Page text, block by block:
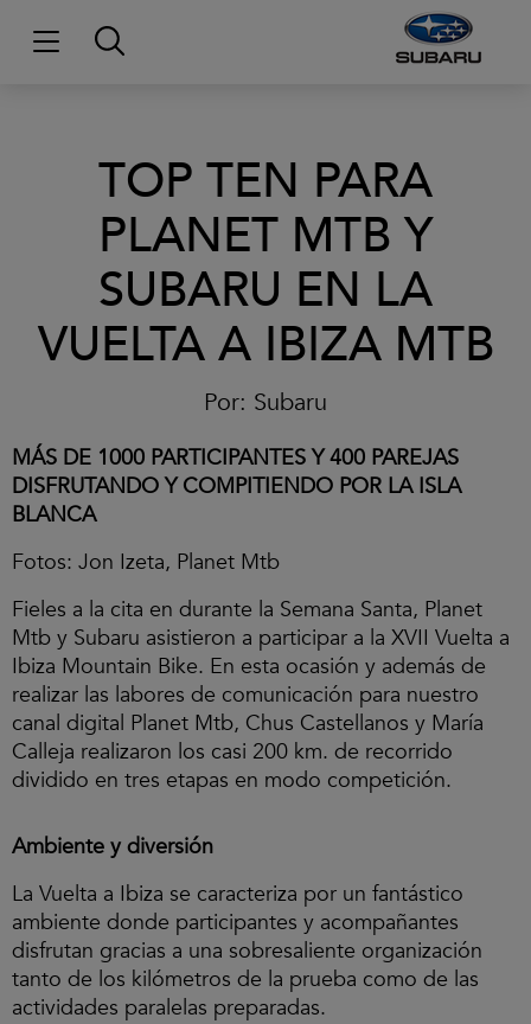
TOP TEN PARA
PLANET MTB Y
SUBARU EN LA
VUELTA A IBIZA MTB
Por: Subaru
MÁS DE 1000 PARTICIPANTES Y 400 PAREJAS
DISFRUTANDO Y COMPITIENDO POR LA ISLA
BLANCA
Fotos: Jon Izeta, Planet Mtb
Fieles a la cita en durante la Semana Santa, Planet
Mtb y Subaru asistieron a participar a la XVII Vuelta a
Ibiza Mountain Bike. En esta ocasión y además de
realizar las labores de comunicación para nuestro
canal digital Planet Mtb, Chus Castellanos y María
Calleja realizaron los casi 200 km. de recorrido
dividido en tres etapas en modo competición.
Ambiente y diversión
La Vuelta a Ibiza se caracteriza por un fantástico
ambiente donde participantes y acompañantes
disfrutan gracias a una sobresaliente organización
tanto de los kilómetros de la prueba como de las
actividades paralelas preparadas.